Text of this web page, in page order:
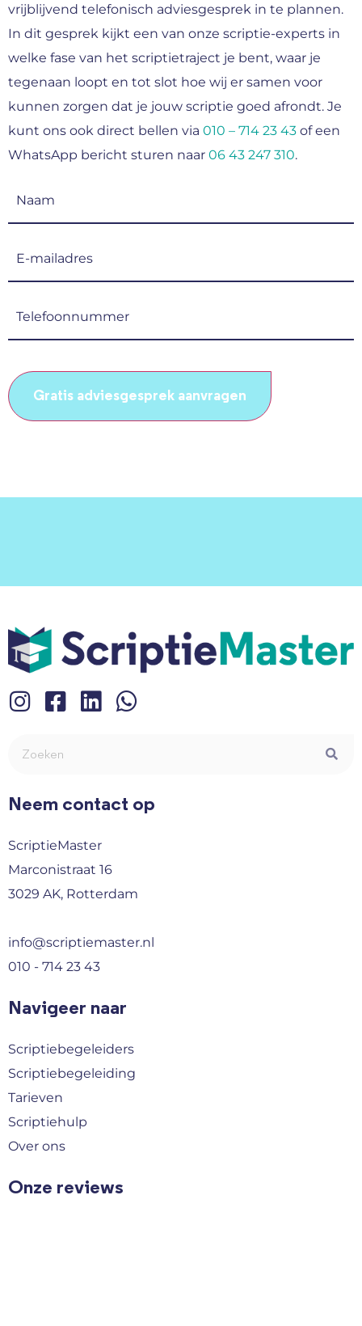
vrijblijvend telefonisch adviesgesprek in te plannen.
In dit gesprek kijkt een van onze scriptie-experts in
welke fase van het scriptietraject je bent, waar je
tegenaan loopt en tot slot hoe wij er samen voor
kunnen zorgen dat je jouw scriptie goed afrondt. Je
kunt ons ook direct bellen via 010 – 714 23 43 of een
WhatsApp bericht sturen naar 06 43 247 310.
Neem contact op
ScriptieMaster
Marconistraat 16
3029 AK, Rotterdam
info@scriptiemaster.nl
010 - 714 23 43
Navigeer naar
Scriptiebegeleiders
Scriptiebegeleiding
Tarieven
Scriptiehulp
Over ons
Onze reviews